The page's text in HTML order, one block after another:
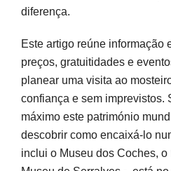
Eventos, experiências
Planear bem transforma a
Perguntas frequentes
Fontes e referências
diferença.
Este artigo reúne informação
preços, gratuitidades e
planear uma visita ao
confiança e sem imprevistos.
máximo este património
descobrir como encaixá-lo
inclui o Museu dos Coches,